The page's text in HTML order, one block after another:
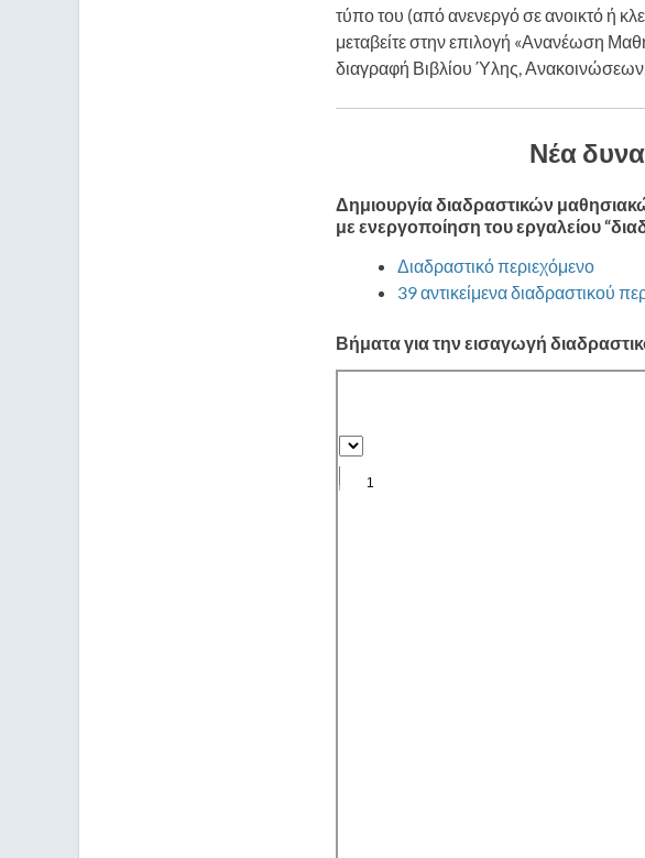
τύπο του (από ανενεργό σε ανοικτό ή
μεταβείτε στην επιλογή «Ανανέωση
διαγραφή Βιβλίου Ύλης,
Νέα
Δημιουργία διαδραστικών
με ενεργοποίηση του εργαλείου
Διαδραστικό περιεχόμενο
39 αντικείμενα διαδραστικού
Βήματα για την εισαγωγή